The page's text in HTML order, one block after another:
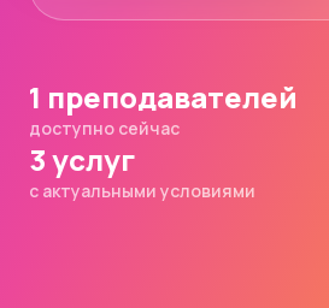
1 преподавателей
доступно сейчас
3 услуг
с актуальными условиями